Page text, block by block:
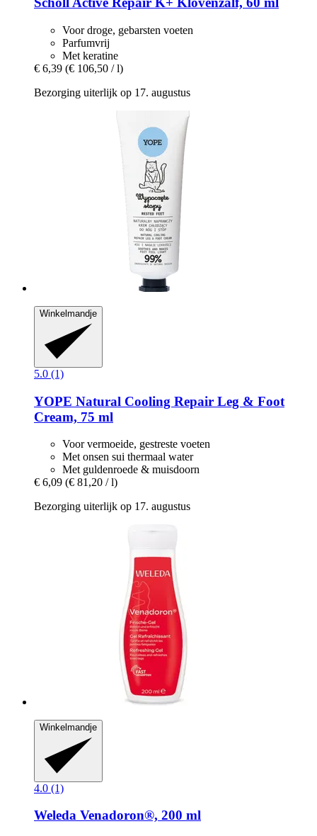
Voor droge, gebarsten voeten
Parfumvrij
Met keratine
€ 6,39 (€ 106,50 / l)
Bezorging uiterlijk op 17. augustus
Winkelmandje
5.0 (1)
YOPE Natural Cooling Repair Leg & Foot
Cream, 75 ml
Voor vermoeide, gestreste voeten
Met onsen sui thermaal water
Met guldenroede & muisdoorn
€ 6,09 (€ 81,20 / l)
Bezorging uiterlijk op 17. augustus
Winkelmandje
4.0 (1)
Weleda Venadoron®, 200 ml